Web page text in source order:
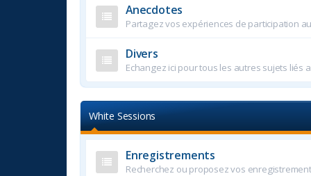
Anecdotes
Partagez vos expériences de participation
Divers
Echangez ici pour tous les autres sujets liés
White Sessions
Enregistrements
Recherchez ou proposez vos